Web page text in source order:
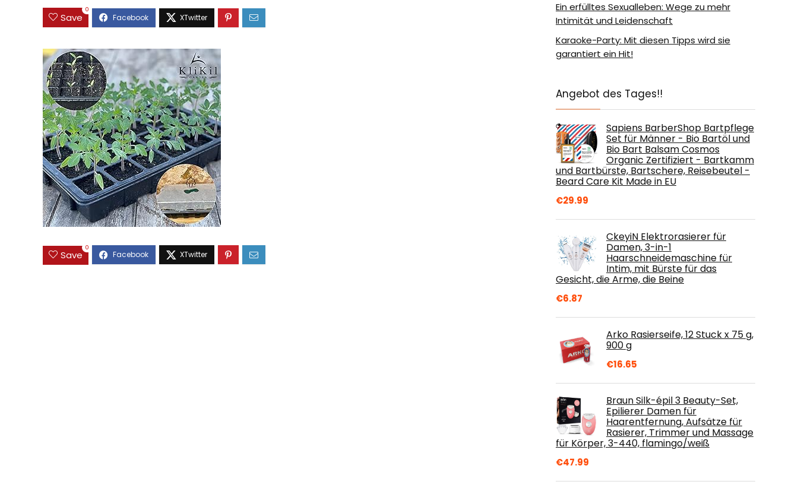
Save
0
Save
0
Ein erfülltes Sexualleben: Wege zu mehr
Intimität und Leidenschaft
Karaoke-Party: Mit diesen Tipps wird sie
garantiert ein Hit!
Angebot des Tages!!
Sapiens BarberShop Bartpflege
Set für Männer - Bio Bartöl und
Bio Bart Balsam Cosmos
Organic Zertifiziert - Bartkamm
und Bartbürste, Bartschere, Reisebeutel -
Beard Care Kit Made in EU
€29.99
CkeyiN Elektrorasierer für
Damen, 3-in-1
Haarschneidemaschine für
Intim, mit Bürste für das
Gesicht, die Arme, die Beine
€6.87
Arko Rasierseife, 12 Stuck x 75 g,
900 g
€16.65
Braun Silk-épil 3 Beauty-Set,
Epilierer Damen für
Haarentfernung, Aufsätze für
Rasierer, Trimmer und Massage
für Körper, 3-440, flamingo/weiß
€47.99